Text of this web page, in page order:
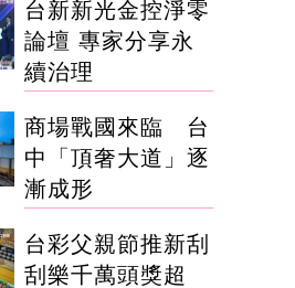
台新新光金控淨零
論壇 專家分享永
續治理
商場戰國來臨 台
中「頂奢大道」逐
漸成形
台彩父親節推新刮
刮樂千萬頭獎超